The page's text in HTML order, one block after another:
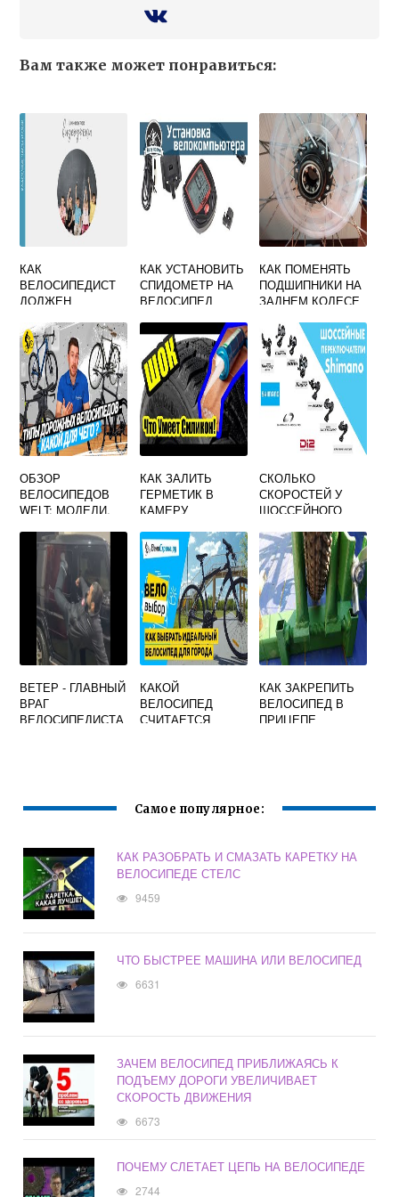
Вам также может понравиться:
КАК
ВЕЛОСИПЕДИСТ
ДОЛЖЕН
ДРУГИХ
УЧАСТНИКОВ
ДВИЖЕНИЯ О
НАМЕРЕНИИ
ОСТАНОВИТЬСЯ
КАК УСТАНОВИТЬ
СПИДОМЕТР НА
ВЕЛОСИПЕД
КАК ПОМЕНЯТЬ
ПОДШИПНИКИ НА
ЗАДНЕМ КОЛЕСЕ
ВЕЛОСИПЕДА
СТЕЛС
ОБЗОР
ВЕЛОСИПЕДОВ
WELT: МОДЕЛИ,
ОТЗЫВЫ
КАК ЗАЛИТЬ
ГЕРМЕТИК В
КАМЕРУ
СКОЛЬКО
СКОРОСТЕЙ У
ШОССЕЙНОГО
ВЕТЕР - ГЛАВНЫЙ
ВРАГ
ВЕЛОСИПЕДИСТА
КАКОЙ
ВЕЛОСИПЕД
СЧИТАЕТСЯ
КАК ЗАКРЕПИТЬ
ВЕЛОСИПЕД В
ПРИЦЕПЕ
Самое популярное:
КАК РАЗОБРАТЬ И СМАЗАТЬ КАРЕТКУ НА
ВЕЛОСИПЕДЕ СТЕЛС
9459
ЧТО БЫСТРЕЕ МАШИНА ИЛИ ВЕЛОСИПЕД
6631
ЗАЧЕМ ВЕЛОСИПЕД ПРИБЛИЖАЯСЬ К
ПОДЪЕМУ ДОРОГИ УВЕЛИЧИВАЕТ
СКОРОСТЬ ДВИЖЕНИЯ
6673
ПОЧЕМУ СЛЕТАЕТ ЦЕПЬ НА ВЕЛОСИПЕДЕ
2744